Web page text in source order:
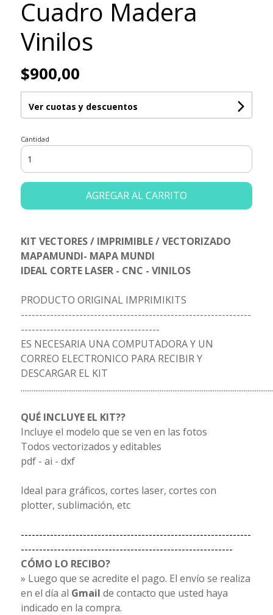
Cuadro Madera
Vinilos
$900,00
Ver cuotas y descuentos
Cantidad
AGREGAR AL CARRITO
KIT VECTORES / IMPRIMIBLE / VECTORIZADO
MAPAMUNDI- MAPA MUNDI
IDEAL CORTE LASER - CNC - VINILOS
PRODUCTO ORIGINAL IMPRIMIKITS
---------------------------------------------------------------
--------------------------------------
ES NECESARIA UNA COMPUTADORA Y UN
CORREO ELECTRONICO PARA RECIBIR Y
DESCARGAR EL KIT
QUÉ INCLUYE EL KIT??
Incluye el modelo que se ven en las fotos
Todos vectorizados y editables
pdf - ai - dxf
Ideal para gráficos, cortes laser, cortes con
plotter, sublimación, etc
---------------------------------------------------------------
----------------------------------------------------------
CÓMO LO RECIBO?
» Luego que se acredite el pago. El envío se realiza
en el día al Gmail de contacto que usted haya
indicado en la compra.